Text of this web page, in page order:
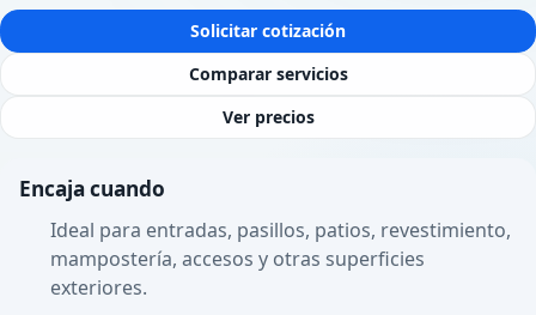
Solicitar cotización
Comparar servicios
Ver precios
Encaja cuando
Ideal para entradas, pasillos, patios, revestimiento,
mampostería, accesos y otras superficies
exteriores.